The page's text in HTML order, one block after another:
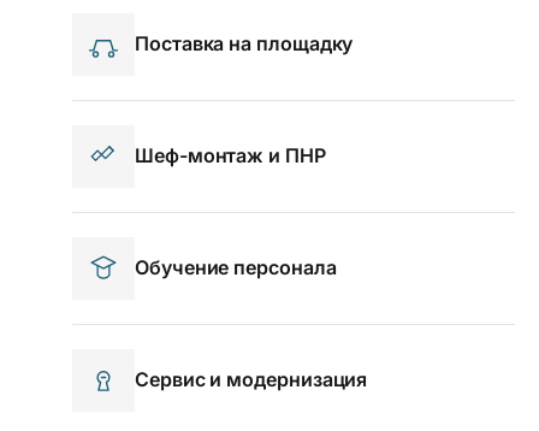
Поставка на площадку
Шеф-монтаж и ПНР
Обучение персонала
Сервис и модернизация